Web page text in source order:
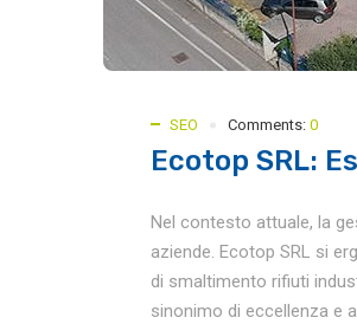
SEO Comments: 0
Ecotop SRL:
Nel contesto attuale, la
aziende. Ecotop SRL si
di smaltimento rifiuti
sinonimo di eccellenza e